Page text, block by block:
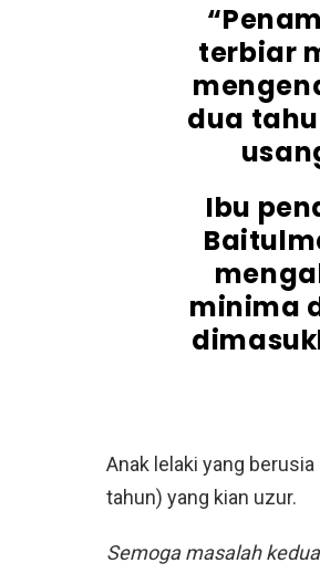
terbiar
dua
Ibu
minima
Anak lelaki yang
tahun) yang kian uzur.
Semoga masalah